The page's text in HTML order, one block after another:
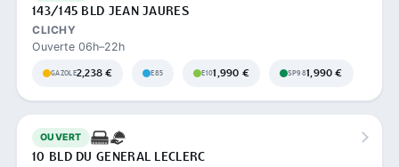
143/145 BLD JEAN JAURES
CLICHY
Ouverte 06h–22h
GAZOLE2,238 € E85 E101,990 € SP981,990 €
OUVERT
10 BLD DU GENERAL LECLERC